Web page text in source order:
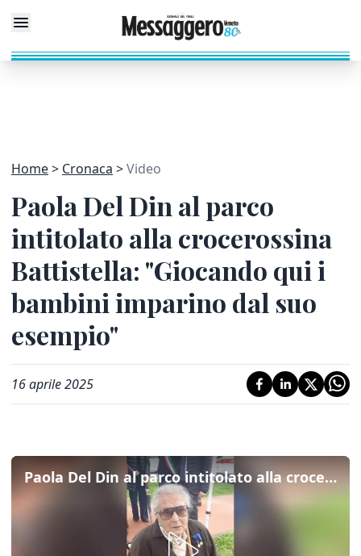
Home Cronaca Video
Paola Del Din al parco
intitolato alla crocerossina
Battistella: "Giocando qui i
bambini imparino dal suo
esempio"
16 aprile 2025
Paola Del Din al parco intitolato alla crocerossina Battistella: "Giocando qui i bambini imparino dal suo esempio"